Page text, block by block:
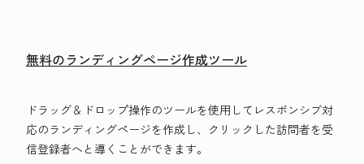
無料のランディングページ作成ツール
ドラッグ＆ドロップ操作のツールを使用してレスポンシブ対
応のランディングページを作成し、クリックした訪問者を受
信登録者へと導くことができます。